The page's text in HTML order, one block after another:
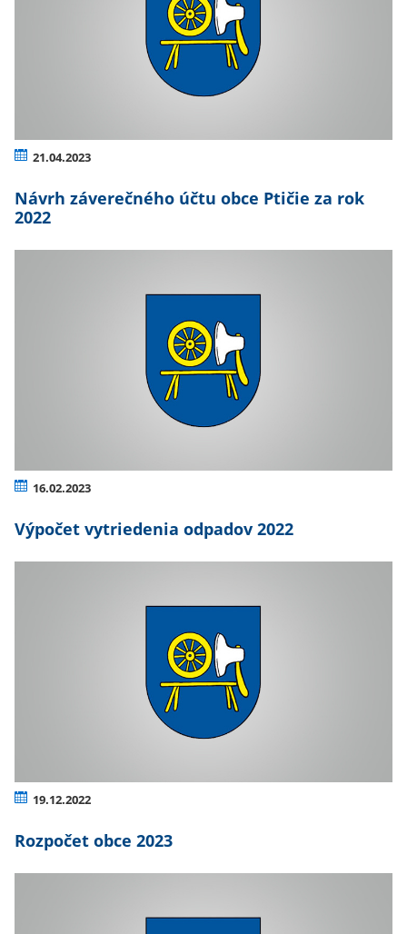
21.04.2023
Návrh záverečného účtu obce Ptičie za rok
2022
16.02.2023
Výpočet vytriedenia odpadov 2022
19.12.2022
Rozpočet obce 2023